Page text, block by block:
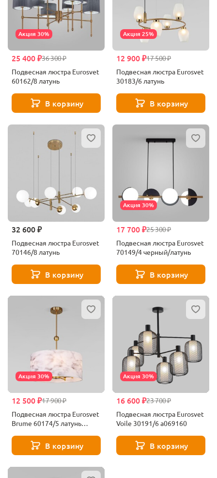
Акция 30%
36 300 ₽
25 400 ₽
Подвесная люстра Eurosvet
60162/8 латунь
В корзину
Акция 25%
17 500 ₽
12 900 ₽
Подвесная люстра Eurosvet
30183/6 латунь
В корзину
32 600 ₽
Подвесная люстра Eurosvet
70146/8 латунь
В корзину
Акция 30%
25 300 ₽
17 700 ₽
Подвесная люстра Eurosvet
70149/4 черный/латунь
В корзину
Акция 30%
17 900 ₽
12 500 ₽
Подвесная люстра Eurosvet
Brume 60174/5 латунь
В корзину
Акция 30%
23 700 ₽
16 600 ₽
Подвесная люстра Eurosvet
Voile 30191/6 a069160
В корзину